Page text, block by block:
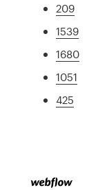
209
1539
1680
1051
425